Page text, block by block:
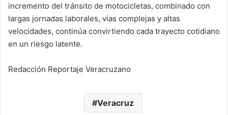
incremento del tránsito de motocicletas, combinado con
largas jornadas laborales, vías complejas y altas
velocidades, continúa convirtiendo cada trayecto cotidiano
en un riesgo latente.
Redacción Reportaje Veracruzano
Veracruz